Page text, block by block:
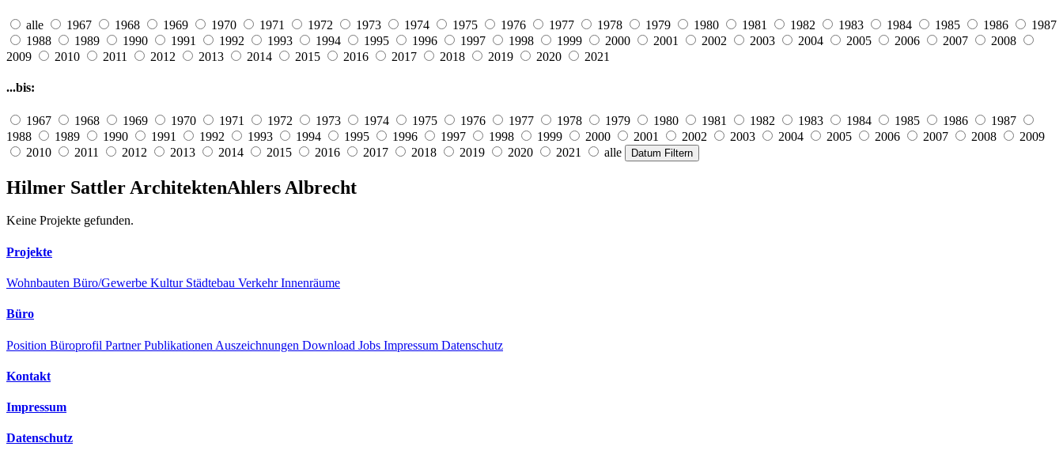
alle 1967 1968 1969 1970 1971 1972 1973 1974 1975 1976 1977 1978 1979 1980 1981 1982 1983 1984 1985 1986
1987
1988
1989 1990 1991 1992 1993 1994 1995 1996 1997 1998 1999 2000 2001 2002 2003 2004 2005 2006 2007
2008
2009
2010 2011 2012 2013 2014 2015 2016 2017 2018 2019 2020 2021
...bis:
1967 1968 1969 1970 1971 1972 1973 1974 1975 1976 1977 1978 1979 1980 1981 1982 1983 1984 1985 1986
1987
1988
1989 1990 1991 1992 1993 1994 1995 1996 1997 1998 1999 2000 2001 2002 2003 2004 2005 2006 2007 2008
2009
2010
2011 2012 2013 2014 2015 2016 2017 2018 2019 2020 2021 alle Datum Filtern
Hilmer Sattler ArchitektenAhlers Albrecht
Keine Projekte gefunden.
Projekte
Wohnbauten Büro/Gewerbe Kultur Städtebau VerkehrInnenräume
Büro
Position Büroprofil PartnerPublikationen Auszeichnungen Download Jobs Impressum Datenschutz
Kontakt
Impressum
Datenschutz